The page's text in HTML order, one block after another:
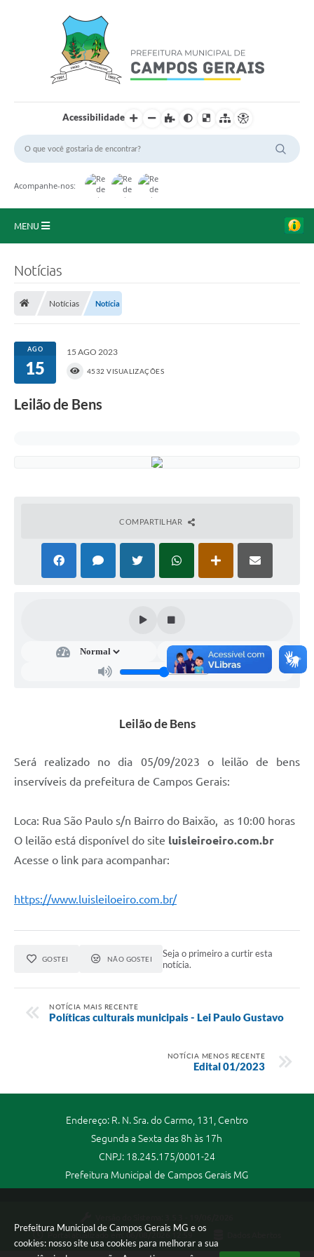
Prefeitura Municipal de Campos Gerais MG e os
cookies: nosso site usa cookies para melhorar a sua
Acessibilidade
Acompanhe-nos:
MENU
Portal da Transparência
Secretarias
Mais
Notícias
Notícias Notícia
AGO
15
15 AGO 2023
4532 VISUALIZAÇÕES
Leilão de Bens
COMPARTILHAR
Leilão de Bens
Será realizado no dia 05/09/2023 o leilão de bens
inservíveis da prefeitura de Campos Gerais:
Loca: Rua São Paulo s/n Bairro do Baixão, as 10:00 horas
O leilão está disponível do site luisleiroeiro.com.br
Acesse o link para acompanhar:
https://www.luisleiloeiro.com.br/
GOSTEI NÃO GOSTEI
Seja o primeiro a curtir esta
notícia.
NOTÍCIA MAIS RECENTE
Políticas culturais municipais - Lei Paulo Gustavo
NOTÍCIA MENOS RECENTE
Edital 01/2023
Endereço: R. N. Sra. do Carmo, 131, Centro
Segunda a Sexta das 8h às 17h
CNPJ: 18.245.175/0001-24
Prefeitura Municipal de Campos Gerais MG
Portal atualizado em:
06/08/2026 12:59